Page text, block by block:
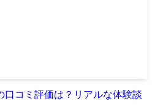
口コミ評価は？リアルな体験談